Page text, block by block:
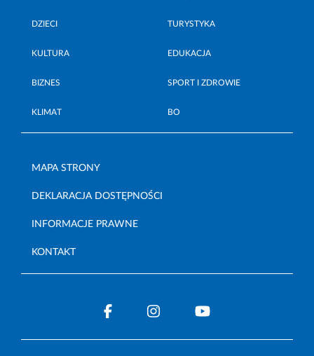
DZIECI TURYSTYKA
KULTURA EDUKACJA
BIZNES SPORT I ZDROWIE
KLIMAT BO
MAPA STRONY
DEKLARACJA DOSTĘPNOŚCI
INFORMACJE PRAWNE
KONTAKT